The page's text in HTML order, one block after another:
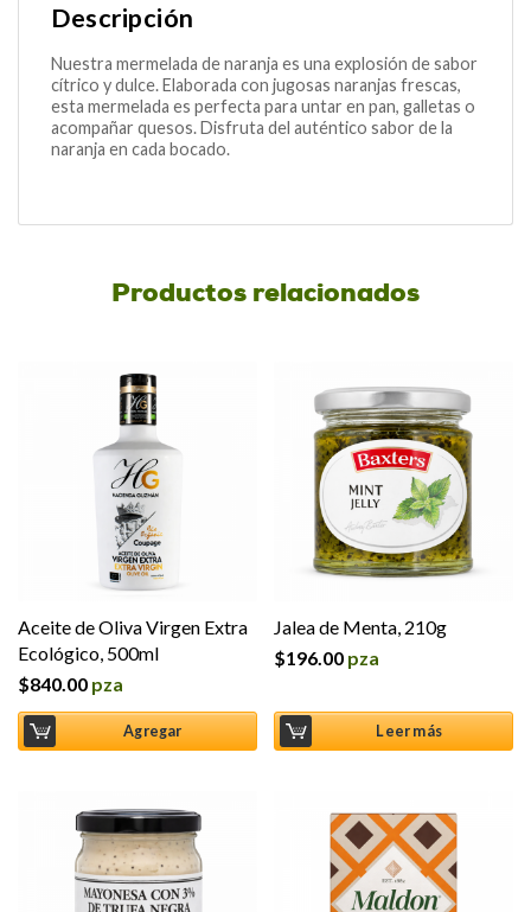
Descripción
Nuestra mermelada de naranja es una explosión de sabor
cítrico y dulce. Elaborada con jugosas naranjas frescas,
esta mermelada es perfecta para untar en pan, galletas o
acompañar quesos. Disfruta del auténtico sabor de la
naranja en cada bocado.
Productos relacionados
Aceite de Oliva Virgen Extra
Ecológico, 500ml
$840.00 pza
Agregar
Jalea de Menta, 210g
$196.00 pza
Leer más